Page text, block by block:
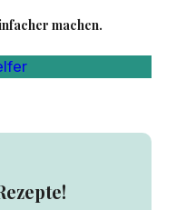
machen.